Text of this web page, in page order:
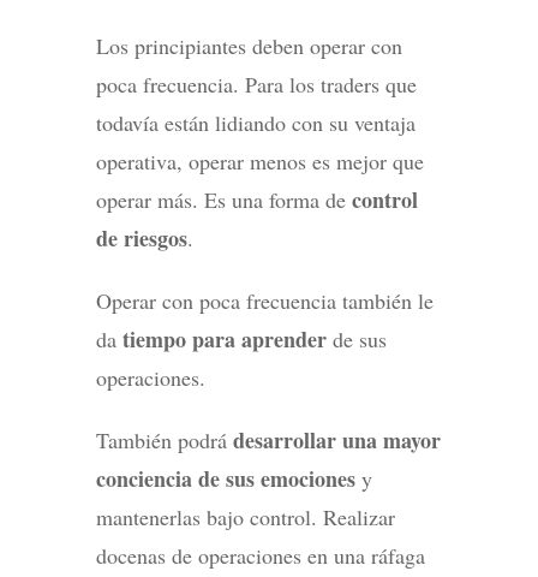
Los principiantes deben operar con
poca frecuencia. Para los traders que
todavía están lidiando con su ventaja
operativa, operar menos es mejor que
operar más. Es una forma de control
de riesgos.
Operar con poca frecuencia también le
da tiempo para aprender de sus
operaciones.
También podrá desarrollar una mayor
conciencia de sus emociones y
mantenerlas bajo control. Realizar
docenas de operaciones en una ráfaga